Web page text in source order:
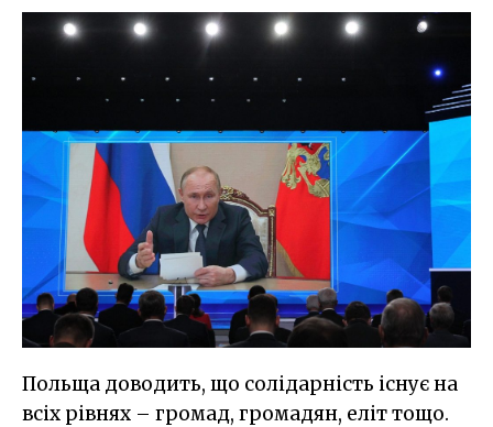
Польща доводить, що солідарність існує на
всіх рівнях – громад, громадян, еліт тощо.